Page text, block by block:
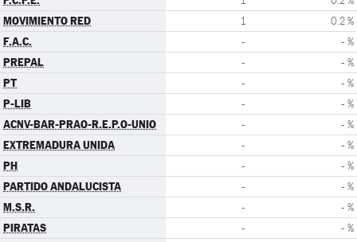
MOVIMIENTO RED 1 0.2 %
F.A.C. - - %
PREPAL - - %
PT - - %
P-LIB - - %
ACNV-BAR-PRAO-R.E.P.O-UNIO - - %
EXTREMADURA UNIDA - - %
PH - - %
PARTIDO ANDALUCISTA - - %
M.S.R. - - %
PIRATAS - - %